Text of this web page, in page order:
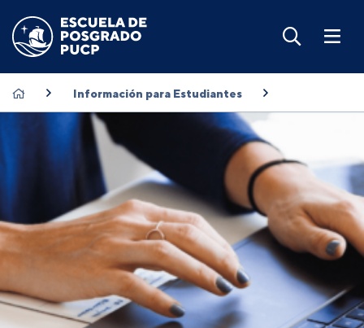
Información para Estudiantes